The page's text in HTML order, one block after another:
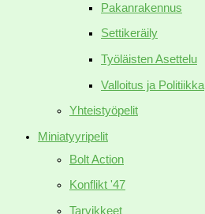
Pakanrakennus
Settikeräily
Työläisten Asettelu
Valloitus ja Politiikka
Yhteistyöpelit
Miniatyyripelit
Bolt Action
Konflikt '47
Tarvikkeet